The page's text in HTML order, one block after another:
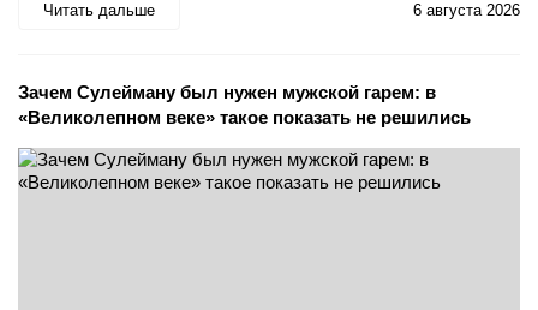
Читать дальше 6 августа 2026
Зачем Сулейману был нужен мужской гарем: в
«Великолепном веке» такое показать не решились